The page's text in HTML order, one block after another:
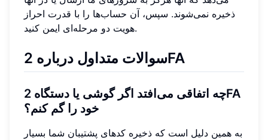
ذخیره نمی‌شوند. سپس، آن حساب‌ها را با قدرت احراز
هویت دو مرحله‌ای ایمن کنید.
سوالات متداول درباره 2FA
چه اتفاقی می‌افتد اگر گوشی یا دستگاه 2FA
خود را گم کنم؟
به همین دلیل است که ذخیره کدهای پشتیبان شما بسیار